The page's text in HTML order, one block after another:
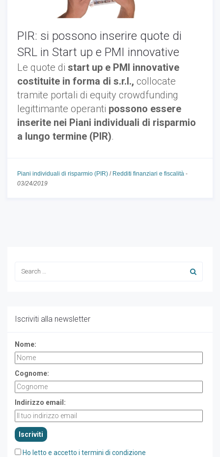
PIR: si possono inserire quote di
SRL in Start up e PMI innovative
Le quote di start up e PMI innovative
costituite in forma di s.r.l., collocate
tramite portali di equity crowdfunding
legittimante operanti possono essere
inserite nei Piani individuali di risparmio
a lungo termine (PIR).
Piani individuali di risparmio (PIR) / Redditi finanziari e fiscalità -
03/24/2019
Iscriviti alla newsletter
Nome:
Cognome:
Indirizzo email:
Ho letto e accetto i termini di condizione